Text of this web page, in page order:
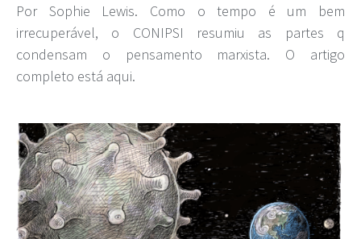
Por Sophie Lewis. Como o tempo é um bem
irrecuperável, o CONIPSI resumiu as partes q
condensam o pensamento marxista. O artigo
completo está aqui.